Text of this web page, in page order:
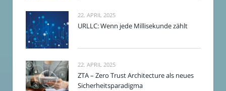
22. APRIL 2025
URLLC: Wenn jede Millisekunde zählt
22. APRIL 2025
ZTA – Zero Trust Architecture als neues
Sicherheitsparadigma